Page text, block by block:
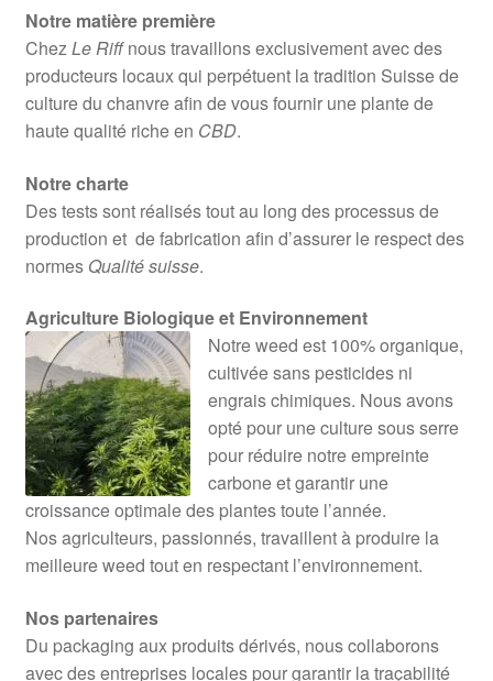
Notre matière première
ChezLe Riffnous travaillons exclusivement avec des
producteurs locaux qui perpétuent la tradition Suisse de
culture du chanvre afin de vous fournir une plante de
haute qualité riche en CBD.
Notre charte
Des tests sont réalisés tout au long des processus de
production et de fabrication afin d’assurer le respect des
normes Qualité suisse.
Agriculture Biologique et Environnement
Notre weed est 100% organique,
cultivée sans pesticides ni
engrais chimiques. Nous avons
opté pour une culture sous serre
pour réduire notre empreinte
carbone et garantir une
croissance optimale des plantes toute l’année.
Nos agriculteurs, passionnés, travaillent à produire la
meilleure weed tout en respectant l’environnement.
Nos partenaires
Du packaging aux produits dérivés, nous collaborons
avec des entreprises locales pour garantir la traçabilité